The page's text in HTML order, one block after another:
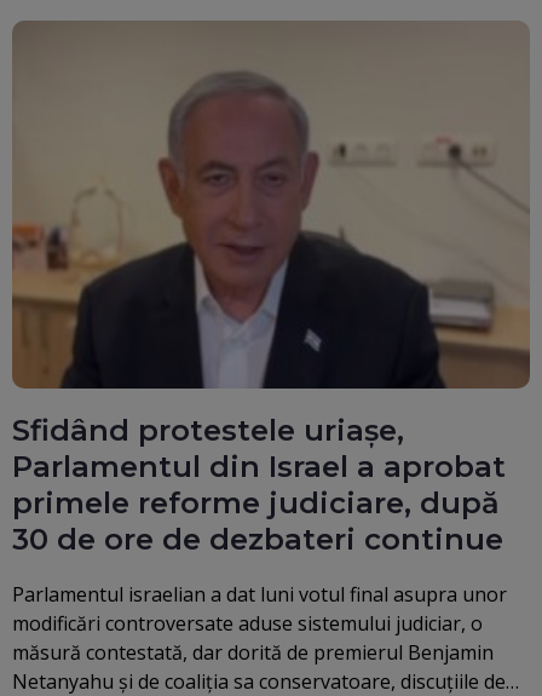
Sfidând protestele uriașe,
Parlamentul din Israel a aprobat
primele reforme judiciare, după
30 de ore de dezbateri continue
Parlamentul israelian a dat luni votul final asupra unor
modificări controversate aduse sistemului judiciar, o
măsură contestată, dar dorită de premierul Benjamin
Netanyahu şi de coaliţia sa conservatoare, discuţiile de…